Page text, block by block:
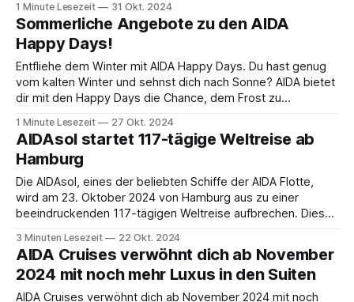
die Aktion nur bis Ende 2024 gültig, doch nun kannst du dich
ein weiteres Jahr über
1 Minute Lesezeit 31 Okt. 2024
Sommerliche Angebote zu den AIDA
Happy Days!
Entfliehe dem Winter mit AIDA Happy Days. Du hast genug
vom kalten Winter und sehnst dich nach Sonne? AIDA bietet
dir mit den Happy Days die Chance, dem Frost zu
du, was die Aktion für dich bereithält. Wohin kannst du
reisen? AIDA hat
1 Minute Lesezeit 27 Okt. 2024
AIDAsol startet 117-tägige Weltreise ab
Hamburg
Die AIDAsol, eines der beliebten Schiffe der AIDA Flotte,
wird am 23. Oktober 2024 von Hamburg aus zu einer
beeindruckenden 117-tägigen Weltreise aufbrechen. Diese
Ländern auf vier Kontinenten führen und dabei zweimal den
Äquator überqueren. Reiseroute und Höhepunkte Die
3 Minuten Lesezeit 22 Okt. 2024
AIDA Cruises verwöhnt dich ab November
2024 mit noch mehr Luxus in den Suiten
AIDA Cruises verwöhnt dich ab November 2024 mit noch